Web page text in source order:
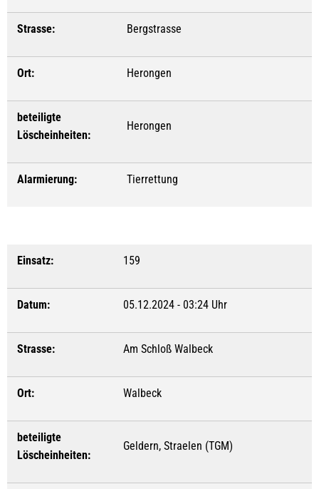
Strasse: Bergstrasse
Ort: Herongen
beteiligte
Löscheinheiten:
Herongen
Alarmierung: Tierrettung
Einsatz: 159
Datum: 05.12.2024 - 03:24 Uhr
Strasse: Am Schloß Walbeck
Ort: Walbeck
beteiligte
Löscheinheiten:
Geldern, Straelen (TGM)